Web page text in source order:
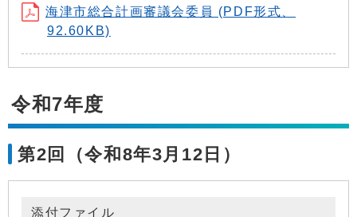
海津市総合計画審議会委員 (PDF形式、
92.60KB)
令和7年度
第2回（令和8年3月12日）
添付ファイル